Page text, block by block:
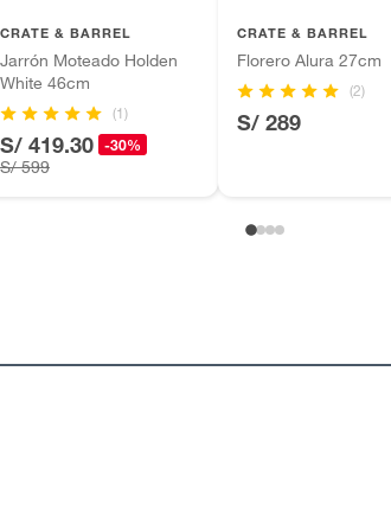
CRATE & BARREL
Jarrón Moteado Holden
White 46cm
(1)
S/ 419.30 -30%
S/ 599
CRATE & BARREL
Florero Alura 27cm
(2)
S/ 289